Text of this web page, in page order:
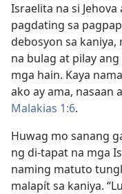
Israelita na si
pagdating sa
debosyon sa
na bulag at pilay
mga hain. Kaya
ako ay ama, nasaan
Malakias 1:6.
Huwag mo sanang
ng di-tapat na mga
naming matuto
malapít sa kaniya.